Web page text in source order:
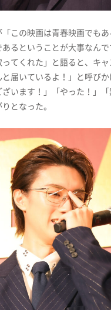
この映画は青春映画でも
るということが大事なん
てくれた」と語ると、キ
と届いているよ！」と呼び
います！」「やった！」「
となった。